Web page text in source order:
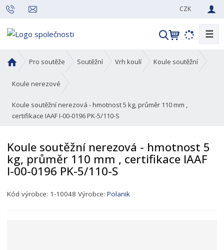
CZK
V
h
a
☰
o
n
í
r
a
n
Pro soutěže Soutěžní Vrh koulí Koule soutěžní
Koule nerezové
Koule soutěžní nerezová - hmotnost 5 kg, průměr 110 mm ,
certifikace IAAF I-00-0196 PK-5/110-S
Koule soutěžní nerezová - hmotnost 5
kg, průměr 110 mm , certifikace IAAF
I-00-0196 PK-5/110-S
K
Kód výrobce: 1-10048 Výrobce:Polanik